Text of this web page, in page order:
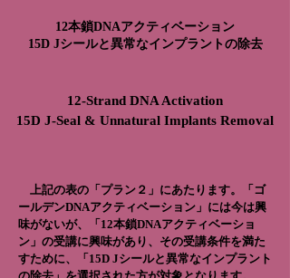
12本鎖DNAアクティベーション
15D Jシールと異常なインプラントの除去
12-Strand DNA Activation
15D J-Seal & Unnatural Implants Removal
上記の表の「プラン２」にあたります。
「ゴ
ールデンDNAアクティベーション」には今は興
味がないが、「 12本鎖DNAアクティベーショ
ン」の受講に興味があり、その受講条件を満た
すために、「 15D Jシールと異常なインプラント